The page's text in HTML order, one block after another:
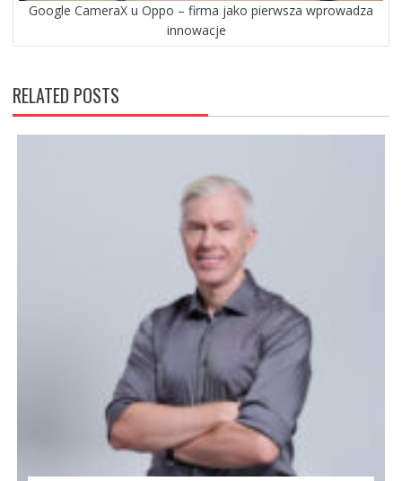
Google CameraX u Oppo – firma jako pierwsza wprowadza
innowacje
RELATED POSTS